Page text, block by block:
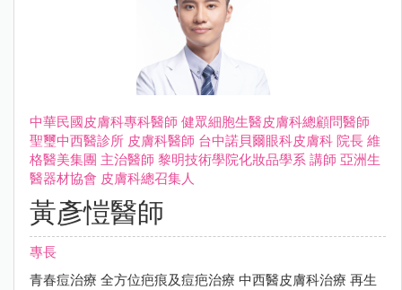
中華⺠國⽪膚科專科醫師 健眾細胞⽣醫⽪膚科總顧問醫師
聖璽中⻄醫診所 ⽪膚科醫師 台中諾⾙爾眼科⽪膚科 院長 維
格醫美集團 主治醫師 黎明技術學院化妝品學系 講師 亞洲⽣
醫器材協會 ⽪膚科總召集⼈
黃彥愷醫師
專長
青春痘治療 全⽅位疤痕及痘疤治療 中⻄醫⽪膚科治療 再⽣